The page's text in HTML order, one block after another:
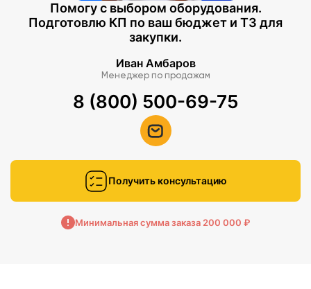
Помогу с выбором оборудования.
Подготовлю КП по ваш бюджет и ТЗ для
закупки.
Иван Амбаров
Менеджер по продажам
8 (800) 500-69-75
Получить консультацию
Минимальная сумма заказа 200 000 ₽